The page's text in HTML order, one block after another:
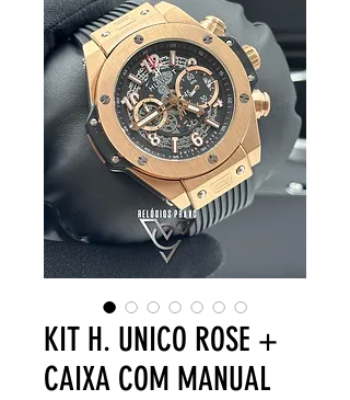
KIT H. UNICO ROSE +
CAIXA COM MANUAL